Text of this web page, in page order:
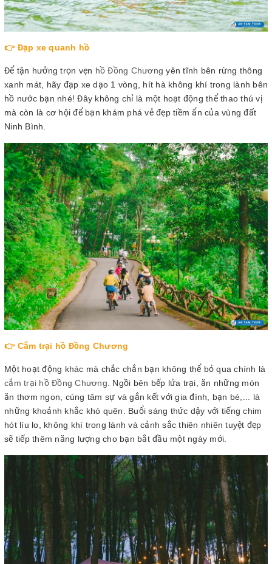
👉 Đạp xe quanh hồ
Để tận hưởng trọn vẹn hồ Đồng Chương yên tĩnh bên rừng thông
xanh mát, hãy đạp xe dạo 1 vòng, hít hà không khí trong lành bên
hồ nước bạn nhé! Đây không chỉ là một hoạt động thể thao thú vị
mà còn là cơ hội để bạn khám phá vẻ đẹp tiềm ẩn của vùng đất
Ninh Bình.
👉 Cắm trại hồ Đồng Chương
Một hoạt động khác mà chắc chắn bạn không thể bỏ qua chính là
cắm trại hồ Đồng Chương. Ngồi bên bếp lửa trại, ăn những món
ăn thơm ngon, cùng tâm sự và gắn kết với gia đình, bạn bè,... là
những khoảnh khắc khó quên. Buổi sáng thức dậy với tiếng chim
hót líu lo, không khí trong lành và cảnh sắc thiên nhiên tuyệt đẹp
sẽ tiếp thêm năng lượng cho bạn bắt đầu một ngày mới.